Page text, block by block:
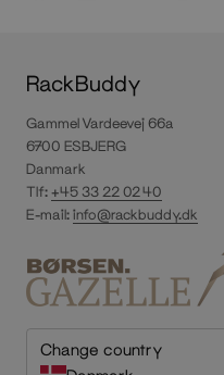
RackBuddy
Gammel Vardeevej 66a
6700 ESBJERG
Danmark
Tlf:+45 33 22 02 40
E-mail:info@rackbuddy.dk
Change country